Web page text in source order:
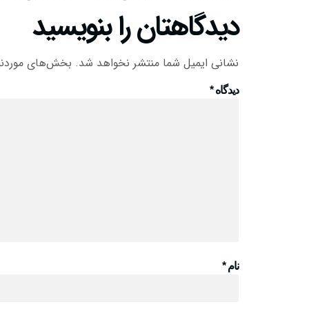
دیدگاهتان را بنویسید
نشانی ایمیل شما منتشر نخواهد شد. بخش‌های
دیدگاه*
نام*